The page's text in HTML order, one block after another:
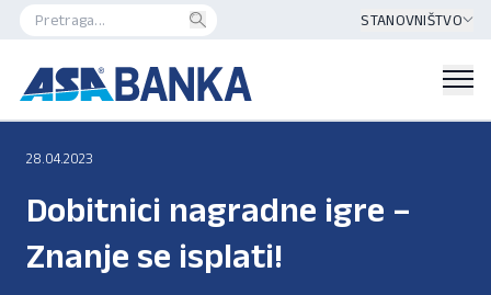
STANOVNIŠTVO
28.04.2023
Dobitnici nagradne igre –
Znanje se isplati!